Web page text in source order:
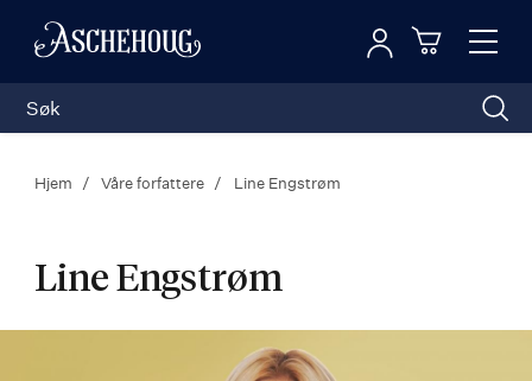
Toggle
Logg inn
Hjem Våre forfattere Line Engstrøm
Line Engstrøm